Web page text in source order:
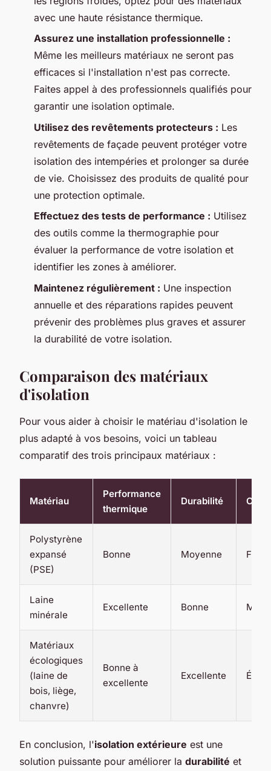
avec une haute résistance thermique.
Assurez une installation professionnelle :
Même les meilleurs matériaux ne seront pas
efficaces si l'installation n'est pas correcte.
Faites appel à des professionnels qualifiés pour
garantir une isolation optimale.
Utilisez des revêtements protecteurs : Les
revêtements de façade peuvent protéger votre
isolation des intempéries et prolonger sa durée
de vie. Choisissez des produits de qualité pour
une protection optimale.
Effectuez des tests de performance : Utilisez
des outils comme la thermographie pour
évaluer la performance de votre isolation et
identifier les zones à améliorer.
Maintenez régulièrement : Une inspection
annuelle et des réparations rapides peuvent
prévenir des problèmes plus graves et assurer
la durabilité de votre isolation.
Comparaison des matériaux
d'isolation
Pour vous aider à choisir le matériau d'isolation le
plus adapté à vos besoins, voici un tableau
comparatif des trois principaux matériaux :
Matériau
Performance
thermique
Durabilité Coût
Polystyrène
expansé
(PSE)
Bonne Moyenne
Laine
minérale
Excellente Bonne
Matériaux
écologiques
(laine de
bois, liège,
chanvre)
Bonne à
excellente
Excellente Élevé
En conclusion, l'isolation extérieure est une
solution puissante pour améliorer la durabilité et